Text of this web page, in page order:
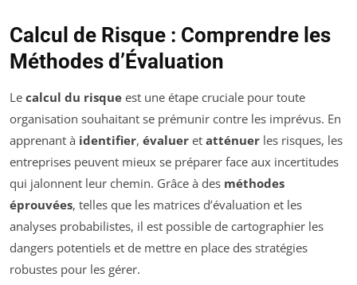
Calcul de Risque : Comprendre les
Méthodes d’Évaluation
Le calcul du risque est une étape cruciale pour toute
organisation souhaitant se prémunir contre les imprévus. En
apprenant à identifier, évaluer et atténuer les risques, les
entreprises peuvent mieux se préparer face aux incertitudes
qui jalonnent leur chemin. Grâce à des méthodes
éprouvées, telles que les matrices d’évaluation et les
analyses probabilistes, il est possible de cartographier les
dangers potentiels et de mettre en place des stratégies
robustes pour les gérer.